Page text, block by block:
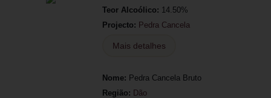
Teor Alcoólico: 14.50%
Projecto: Pedra Cancela
Mais detalhes
Nome: Pedra Cancela Bruto
Região: Dão